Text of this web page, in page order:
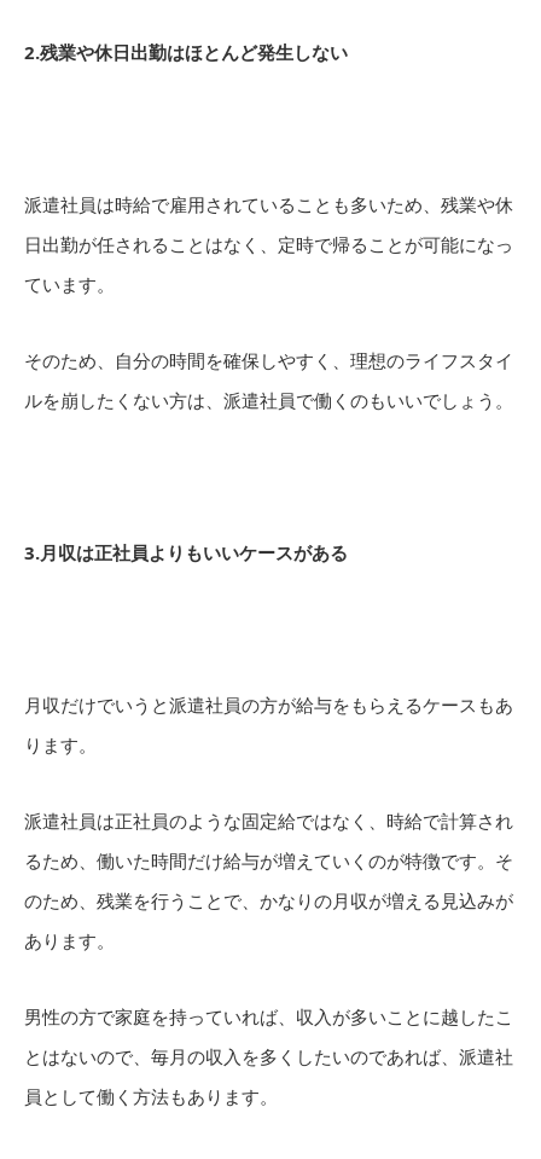
2.残業や休日出勤はほとんど発生しない
派遣社員は時給で雇用されていることも多いため、残業や休
日出勤が任されることはなく、定時で帰ることが可能になっ
ています。
そのため、自分の時間を確保しやすく、理想のライフスタイ
ルを崩したくない方は、派遣社員で働くのもいいでしょう。
3.月収は正社員よりもいいケースがある
月収だけでいうと派遣社員の方が給与をもらえるケースもあ
ります。
派遣社員は正社員のような固定給ではなく、時給で計算され
るため、働いた時間だけ給与が増えていくのが特徴です。そ
のため、残業を行うことで、かなりの月収が増える見込みが
あります。
男性の方で家庭を持っていれば、収入が多いことに越したこ
とはないので、毎月の収入を多くしたいのであれば、派遣社
員として働く方法もあります。